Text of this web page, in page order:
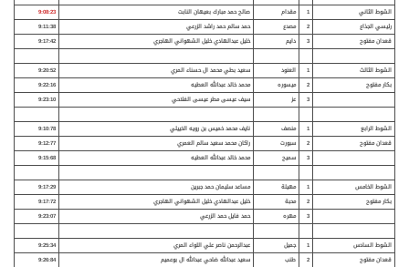
الشوط الثاني 1 مقدام صالح حمد مبارك بعيهان النابت
9:08:23
رئيسي الجذاع
2 مصدع حمد سالم حمد راشد الزرعي
9:11:38
قعدان مفتوح
3 دايم خليل عبدالهادي خليل الشهواني الهاجري 9:17:42
الشوط الثالث 1 العنود سعيد بطي محمد ال حسناء المري
9:20:52
بكار مفتوح
2 ميسوره محمد خالد عبدالله العطيه
9:22:16
3
عز سيف عيسى مطر عيسى الفلاحي 9:23:10
الشوطالرابع 1 منصف نايف محمد خميس بن رويه الخييلي
9:10:78
قعدانمفتوح 2 سبورت راكان محمد سعيد سالم العمري
9:12:77
3
سميح محمد خالد عبدالله العطيه 9:15:68
الشوط الخامس 1 مهيلة مساعد سليمان حمد جبرين
9:17:29
بكار مفتوح
2 محبة خليل عبدالهادي خليل الشهواني الهاجري
9:17:72
3
مهره حمد فايل حمد الزرعي 9:23:07
الشوط السادس 1 جميل عبدالرحمن ناصر علي اللواء المري
9:25:34
قعدانمفتوح 2 طنب سعيد عبدالله ضاحي عبدالله ال بوعميم
9:26:84